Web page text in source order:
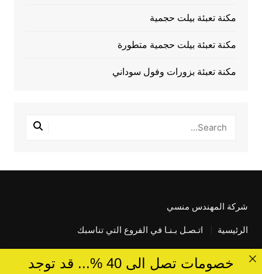
مكنة تعبئة بيلت حجمية
مكنة تعبئة بيلت حجمية متطورة
مكنة تعبئة بزورات وفول سوداني
شركة المهندس منسي
الرئيسية اتـصـل بـنـا في الفروع التي تناسبك
خصومات تصل الى 40 %... قد توجد